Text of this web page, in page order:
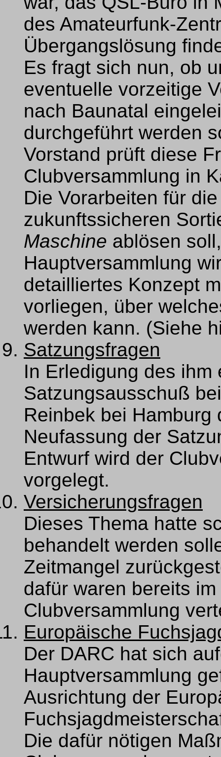
des Amateurfunk-
Übergangslösung
Es fragt sich nun, ob
eventuelle vorzeitige
nach Baunatal
durchgeführt werden
Vorstand prüft diese
Clubversammlung in
Die Vorarbeiten für
zukunftssicheren
Maschine ablösen
Hauptversammlung
detailliertes Konzept
vorliegen, über
werden kann. (Siehe
Satzungsfragen
In Erledigung des
Satzungsausschuß
Reinbek bei
Neufassung der
Entwurf wird der
vorgelegt.
Versicherungsfragen
Dieses Thema hatte
behandelt werden
Zeitmangel
dafür waren bereits
Clubversammlung
Europäische
Der DARC hat sich
Hauptversammlung
Ausrichtung der
Die dafür nötigen